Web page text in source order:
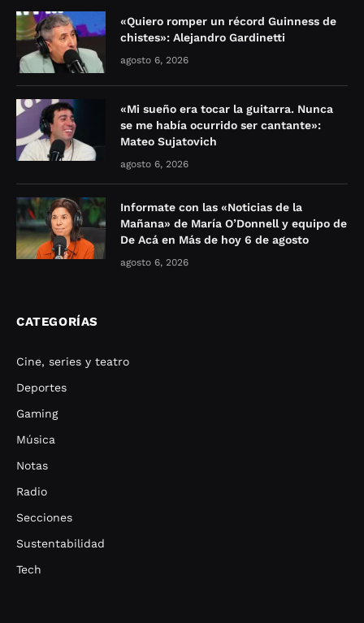
«Quiero romper un récord Guinness de
chistes»: Alejandro Gardinetti
agosto 6, 2026
«Mi sueño era tocar la guitarra. Nunca
se me había ocurrido ser cantante»:
Mateo Sujatovich
agosto 6, 2026
Informate con las «Noticias de la
Mañana» de María O’Donnell y equipo de
De Acá en Más de hoy 6 de agosto
agosto 6, 2026
CATEGORÍAS
Cine, series y teatro
Deportes
Gaming
Música
Notas
Radio
Secciones
Sustentabilidad
Tech